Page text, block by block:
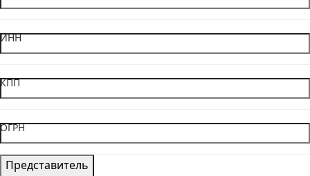
ИНН
КПП
ОГРН
Представитель